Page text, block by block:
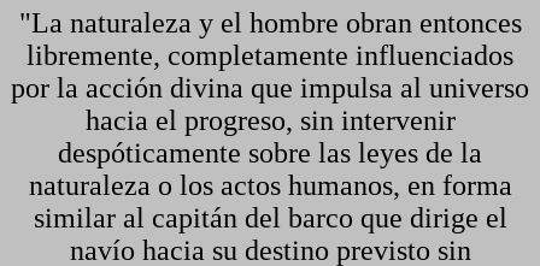
"La naturaleza y el hombre obran entonces
libremente, completamente influenciados
por la acción divina que impulsa al universo
hacia el progreso, sin intervenir
despóticamente sobre las leyes de la
naturaleza o los actos humanos, en forma
similar al capitán del barco que dirige el
navío hacia su destino previsto sin